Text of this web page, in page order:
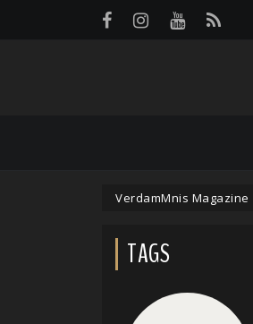
VerdamMnis Magazine
TAGS
Panneau de gestion des cookies